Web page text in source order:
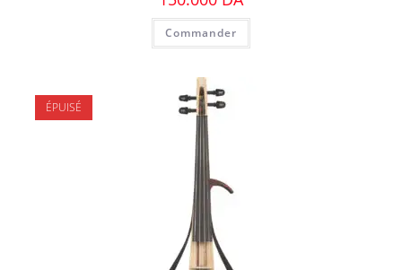
Commander
ÉPUISÉ